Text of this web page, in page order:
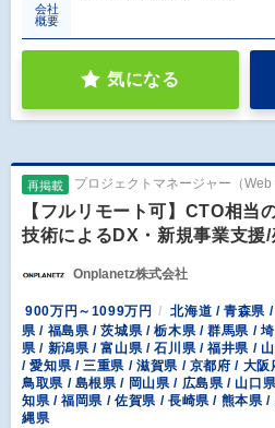
会社
概要
気になる
再掲載 プロジェクトマネージャー（Web
【フルリモート可】CTO相当
技術によるDX・新規事業支援
Onplanetz株式会社
900万円～1099万円
北海道 / 青森県
県 / 福島県 / 茨城県 / 栃木県 / 群馬県 /
県 / 新潟県 / 富山県 / 石川県 / 福井県 /
/ 愛知県 / 三重県 / 滋賀県 / 京都府 / 大
鳥取県 / 島根県 / 岡山県 / 広島県 / 山口
知県 / 福岡県 / 佐賀県 / 長崎県 / 熊本県
縄県